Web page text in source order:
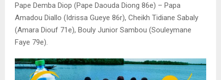
Pape Demba Diop (Pape Daouda Diong 86e) – Papa
Amadou Diallo (Idrissa Gueye 86r), Cheikh Tidiane Sabaly
(Amara Diouf 71e), Bouly Junior Sambou (Souleymane
Faye 79e).